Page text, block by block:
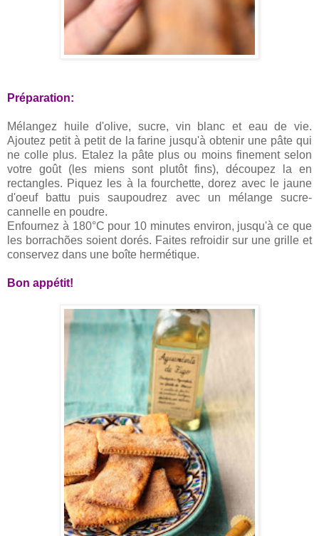
Préparation:
Mélangez huile d'olive, sucre, vin blanc et eau de vie.
Ajoutez petit à petit de la farine jusqu'à obtenir une pâte qui
ne colle plus. Etalez la pâte plus ou moins finement selon
votre goût (les miens sont plutôt fins), découpez la en
rectangles. Piquez les à la fourchette, dorez avec le jaune
d'oeuf battu puis saupoudrez avec un mélange sucre-
cannelle en poudre.
Enfournez à 180°C pour 10 minutes environ, jusqu'à ce que
les borrachões soient dorés. Faites refroidir sur une grille et
conservez dans une boîte hermétique.
Bon appétit!